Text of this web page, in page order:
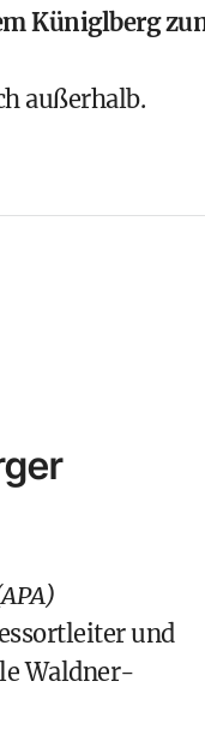
Küniglberg
außerhalb.
und
Waldner-